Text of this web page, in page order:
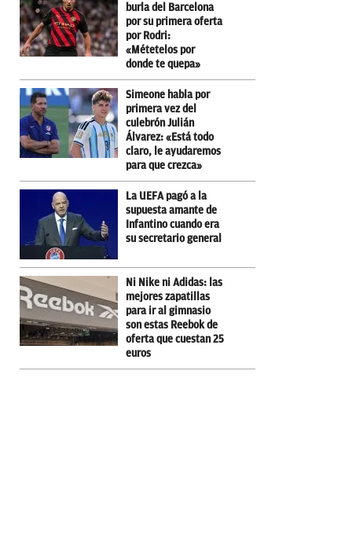
burla del Barcelona
por su primera oferta
por Rodri:
«Métetelos por
donde te quepa»
Simeone habla por
primera vez del
culebrón Julián
Álvarez: «Está todo
claro, le ayudaremos
para que crezca»
La UEFA pagó a la
supuesta amante de
Infantino cuando era
su secretario general
Ni Nike ni Adidas: las
mejores zapatillas
para ir al gimnasio
son estas Reebok de
oferta que cuestan 25
euros